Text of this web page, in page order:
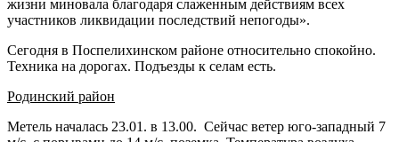
жизни миновала благодаря слаженным действиям всех
участников ликвидации последствий непогоды».
Сегодня в Поспелихинском районе относительно спокойно.
Техника на дорогах. Подъезды к селам есть.
Родинский район
Метель началась 23.01. в 13.00. Сейчас ветер юго-западный 7